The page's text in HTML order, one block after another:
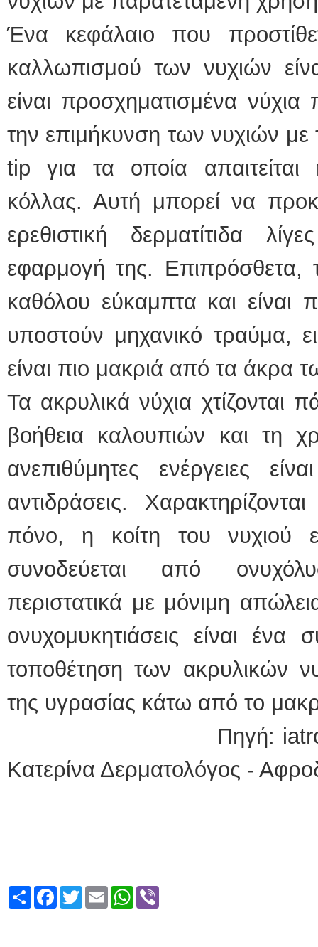
Ένα κεφάλαιο που
καλλωπισμού των νυχιών
είναι προσχηματισμένα
την επιμήκυνση των νυχιών
tip για τα οποία
κόλλας. Αυτή μπορεί να
ερεθιστική δερματίτιδα
εφαρμογή της. Επιπρόσθετα,
καθόλου εύκαμπτα και είναι
υποστούν μηχανικό τραύμα,
είναι πιο μακριά από τα άκρα
Τα ακρυλικά νύχια χτίζονται
βοήθεια καλουπιών και τη
ανεπιθύμητες ενέργειες
αντιδράσεις.
πόνο, η κοίτη του νυχιού
συνοδεύεται από
περιστατικά με μόνιμη
ονυχομυκητιάσεις είναι
τοποθέτηση των ακρυλικών
της υγρασίας κάτω από το
Πηγή: iatronet.gr &
Κατερίνα Δερματολόγος -
ShareFacebook
TwitterEmailWhatsApp